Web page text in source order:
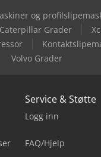
og
Caterpillar Grader
Volvo Grader
Service & Støtte
Logg inn
FAQ/Hjelp